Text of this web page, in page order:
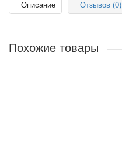
Описание Отзывов (0)
Похожие товары